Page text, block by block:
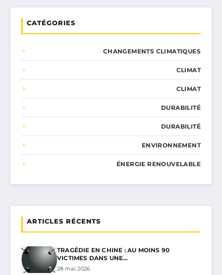
CATÉGORIES
CHANGEMENTS CLIMATIQUES
CLIMAT
CLIMAT
DURABILITÉ
DURABILITÉ
ENVIRONNEMENT
ÉNERGIE RENOUVELABLE
ARTICLES RÉCENTS
TRAGÉDIE EN CHINE : AU MOINS 90
VICTIMES DANS UNE…
28 mai 2026